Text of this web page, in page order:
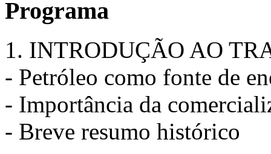
Programa
1. INTRODUÇÃO AO
- Petróleo como fonte de
- Importância da
- Breve resumo histórico